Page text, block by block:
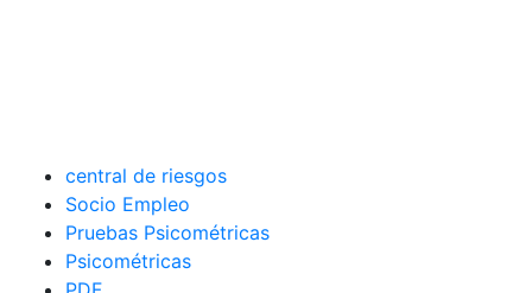
central de riesgos
Socio Empleo
Pruebas Psicométricas
Psicométricas